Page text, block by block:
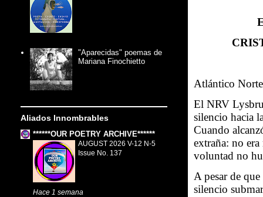
Atlántico
El NRV
silencio hacia
Cuando
extraña: no
voluntad no
A pesar de
silencio
"Aparecidas" poemas de
Mariana Finochietto
Aliados Innombrables
******OUR POETRY ARCHIVE******
AUGUST 2026 V-12 N-5
Issue No. 137
Hace 1 semana